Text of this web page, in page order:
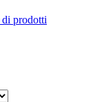
di prodotti